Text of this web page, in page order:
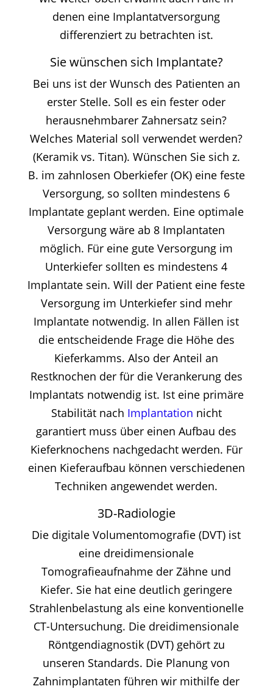
denen eine Implantatversorgung
differenziert zu betrachten ist.
Sie wünschen sich Implantate?
Bei uns ist der Wunsch des Patienten an
erster Stelle. Soll es ein fester oder
herausnehmbarer Zahnersatz sein?
Welches Material soll verwendet werden?
(Keramik vs. Titan). Wünschen Sie sich z.
B. im zahnlosen Oberkiefer (OK) eine feste
Versorgung, so sollten mindestens 6
Implantate geplant werden. Eine optimale
Versorgung wäre ab 8 Implantaten
möglich. Für eine gute Versorgung im
Unterkiefer sollten es mindestens 4
Implantate sein.Will der Patient eine feste
Versorgung im Unterkiefer sind mehr
Implantate notwendig. In allen Fällen ist
die entscheidende Frage die Höhe des
Kieferkamms. Also der Anteil an
Restknochen der für die Verankerung des
Implantats notwendig ist. Ist eine primäre
Stabilität nach Implantation nicht
garantiert muss über einen Aufbau des
Kieferknochens nachgedacht werden. Für
einen Kieferaufbau können verschiedenen
Techniken angewendet werden.
3D-Radiologie
Die digitale Volumentomografie (DVT) ist
eine dreidimensionale
Tomografieaufnahme der Zähne und
Kiefer. Sie hat eine deutlich geringere
Strahlenbelastung als eine konventionelle
CT-Untersuchung. Die dreidimensionale
Röntgendiagnostik (DVT) gehört zu
unseren Standards. Die Planung von
Zahnimplantaten führen wir mithilfe der